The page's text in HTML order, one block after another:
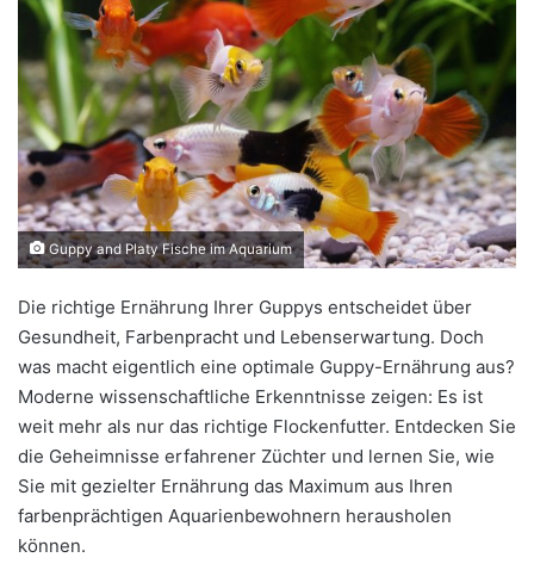
Guppy and Platy Fische im Aquarium
Die richtige Ernährung Ihrer Guppys entscheidet über
Gesundheit, Farbenpracht und Lebenserwartung. Doch
was macht eigentlich eine optimale Guppy-Ernährung aus?
Moderne wissenschaftliche Erkenntnisse zeigen: Es ist
weit mehr als nur das richtige Flockenfutter. Entdecken Sie
die Geheimnisse erfahrener Züchter und lernen Sie, wie
Sie mit gezielter Ernährung das Maximum aus Ihren
farbenprächtigen Aquarienbewohnern herausholen
können.